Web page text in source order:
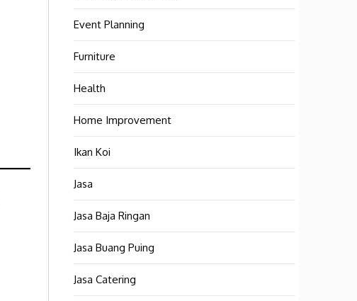
Event Planning
Furniture
Health
Home Improvement
Ikan Koi
Jasa
Jasa Baja Ringan
Jasa Buang Puing
Jasa Catering